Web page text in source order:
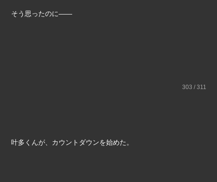
そう思ったのに――
303 / 311
叶多くんが、カウントダウンを始めた。